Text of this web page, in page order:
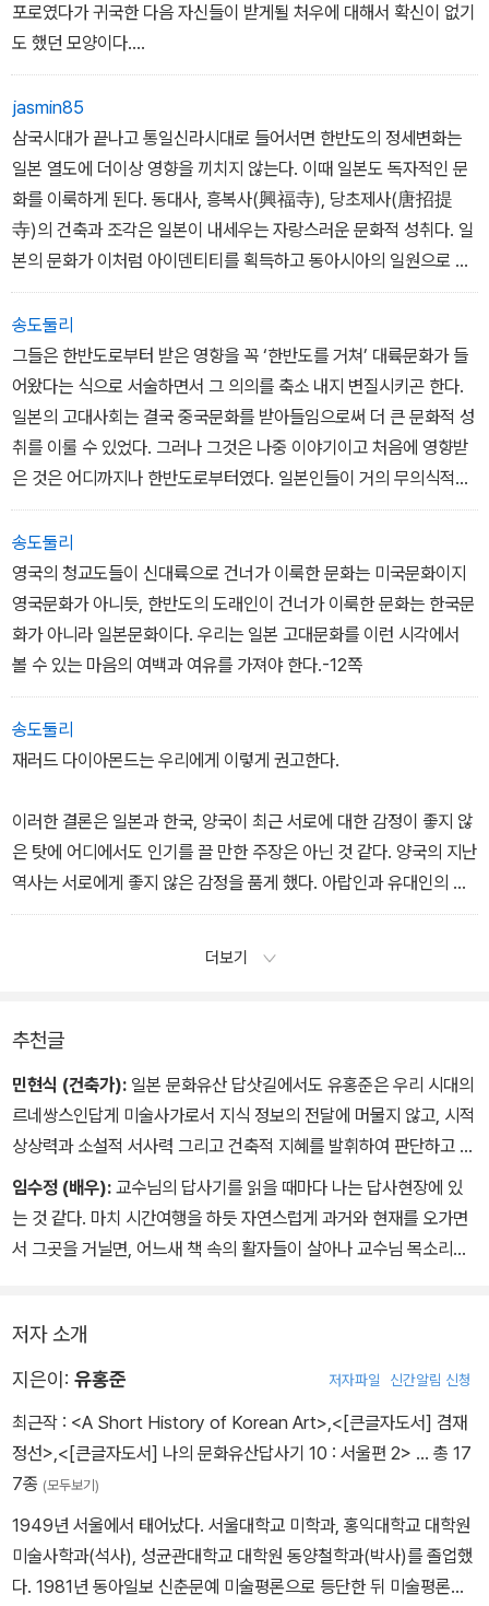
포로였다가 귀국한 다음 자신들이 받게될 처우에 대해서 확신이 없기
도 했던 모양이다.
-178p
jasmin85
삼국시대가 끝나고 통일신라시대로 들어서면 한반도의 정세변화는
일본 열도에 더이상 영향을 끼치지 않는다. 이때 일본도 독자적인 문
화를 이룩하게 된다. 동대사, 흥복사(興福寺), 당초제사(唐招提
寺)의 건축과 조각은 일본이 내세우는 자랑스러운 문화적 성취다. 일
본의 문화가 이처럼 아이덴티티를 획득하고 동아시아의 일원으로 성
장한 것을 한국인은 액면 그대로 인정해야 한다.
송도둘리
그들은 한반도로부터 받은 영향을 꼭 ‘한반도를 거쳐’ 대륙문화가 들
어왔다는 식으로 서술하면서 그 의의를 축소 내지 변질시키곤 한다.
일본의 고대사회는 결국 중국문화를 받아들임으로써 더 큰 문화적 성
취를 이룰 수 있었다. 그러나 그것은 나중 이야기이고 처음에 영향받
은 것은 어디까지나 한반도로부터였다. 일본인들이 거의 무의식적으
로 ‘한반도를 거쳐’ 들어왔다고 표현하는 것을 보면서 그렇다면 아들
이 아버지에게 용돈을 받으면서 “아버지 손을 거쳐 회사 돈이 들어왔
다”고 할 것인지, 냉소를 금치 못할 때가 많다.-9쪽
송도둘리
영국의 청교도들이 신대륙으로 건너가 이룩한 문화는 미국문화이지
영국문화가 아니듯, 한반도의 도래인이 건너가 이룩한 문화는 한국문
화가 아니라 일본문화이다. 우리는 일본 고대문화를 이런 시각에서
볼 수 있는 마음의 여백과 여유를 가져야 한다.-12쪽
송도둘리
재러드 다이아몬드는 우리에게 이렇게 권고한다.
이러한 결론은 일본과 한국, 양국이 최근 서로에 대한 감정이 좋지 않
은 탓에 어디에서도 인기를 끌 만한 주장은 아닌 것 같다. 양국의 지난
역사는 서로에게 좋지 않은 감정을 품게 했다. 아랍인과 유대인의 경
우처럼 한국인과 일본인은 같은 피를 나누었으면서도 오랜 시간 서로
있는가에 달려 있다 해도 과언이 아니다.-58쪽
더보기
추천글
민현식 (건축가): 일본 문화유산 답삿길에서도 유홍준은 우리 시대의
르네쌍스인답게 미술사가로서 지식 정보의 전달에 머물지 않고, 시적
상상력과 소설적 서사력 그리고 건축적 지혜를 발휘하여 판단하고 해
석한다. 법륭사 서원가람 회랑의 오묘한 공간감이 다름 아닌 ‘창살의
디테일’에 비롯하고 있음을 밝히면서, ‘신은 디테일에 깃든다’라는 건
축가 미스 반 데어 로에의 아포리즘에 그는 ‘명작은 디테일이 아름답
이렇듯 유홍준 사유의 종착은 항상 ‘인간’이다. 더욱이 그 인간은 추상
전의 문화유산들이 ‘지금, 우리’ 앞에 생명을 가지고 다가서게 한다.
임수정 (배우): 교수님의 답사기를 읽을 때마다 나는 답사현장에 있
는 것 같다. 마치 시간여행을 하듯 자연스럽게 과거와 현재를 오가면
서 그곳을 거닐면, 어느새 책 속의 활자들이 살아나 교수님 목소리로
마지막 책장을 덮고 난 후에 남는 깨달음까지. 그곳이 국내든 일본이
든 우리 문화유산이 있는 곳이면 함께 존재하는 답사기가 나는 참 고
저자 소개
지은이: 유홍준 저자파일 신간알림 신청
최근작 : <A Short History of Korean Art> <[큰글자도서] 겸재
정선> <[큰글자도서] 나의 문화유산답사기 10 : 서울편 2> … 총 17
7종 (모두보기)
1949년 서울에서 태어났다. 서울대학교 미학과, 홍익대학교 대학원
미술사학과(석사), 성균관대학교 대학원 동양철학과(박사)를 졸업했
다. 1981년 동아일보 신춘문예 미술평론으로 등단한 뒤 미술평론가